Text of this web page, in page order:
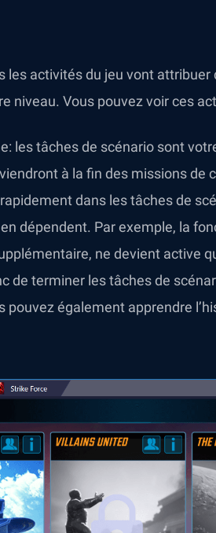
les activités du jeu vont attribuer
niveau. Vous pouvez voir ces
les tâches de scénario sont
à la fin des missions de
dans les tâches de
dépendent. Par exemple, la
ne devient active
de terminer les tâches de
pouvez également apprendre